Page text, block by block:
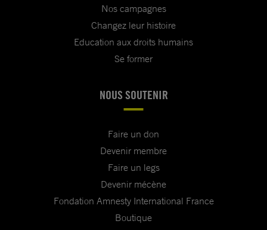
Nos campagnes
Changez leur histoire
Education aux droits humains
Se former
NOUS SOUTENIR
Faire un don
Devenir membre
Faire un legs
Devenir mécène
Fondation Amnesty International France
Boutique